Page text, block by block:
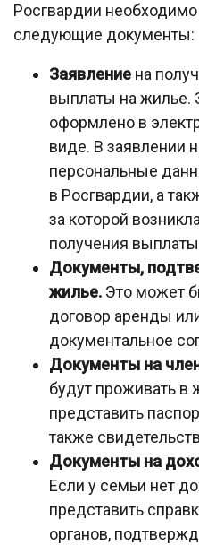
Росгвардии
следующие документы:
Заявление на
выплаты на жилье.
оформлено в
виде. В заявлении
персональные
в Росгвардии, а
за которой
получения
Документы,
жилье. Это может
договор аренды
документальное
Документы на
будут проживать
представить
также
Документы на
Если у семьи нет
представить
органов,